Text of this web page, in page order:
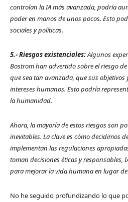
controlan la IA más avanzada, podría
poder en manos de unos pocos. Esto
sociales y políticas.
5.- Riesgos existenciales:Algunos
Bostrom han advertido sobre el riesgo
que sea tan avanzada, que sus objetivos
intereses humanos. Esto podría
la humanidad.
Ahora, la mayoría de estos riesgos son
inevitables. La clave es cómo decidimos
implementan las regulaciones
toman decisiones éticas y responsables,
para mejorar la vida humana en lugar
No he seguido profundizando lo que